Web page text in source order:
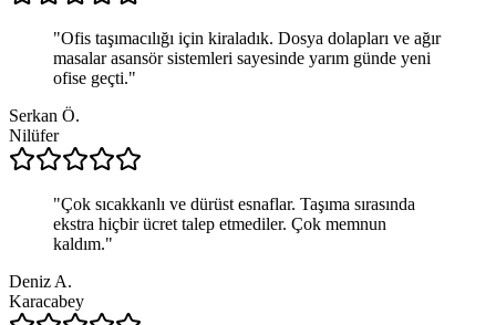
"Ofis taşımacılığı için kiraladık. Dosya dolapları ve ağır
masalar asansör sistemleri sayesinde yarım günde yeni
ofise geçti."
Serkan Ö.
Nilüfer
"Çok sıcakkanlı ve dürüst esnaflar. Taşıma sırasında
ekstra hiçbir ücret talep etmediler. Çok memnun
kaldım."
Deniz A.
Karacabey